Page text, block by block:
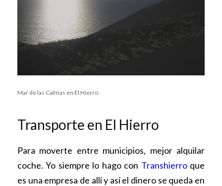
Mar de las Calmas en El Hierro
Transporte en El Hierro
Para moverte entre municipios, mejor alquilar
coche. Yo siempre lo hago con Transhierroque
es una empresa de allí y así el dinero se queda en